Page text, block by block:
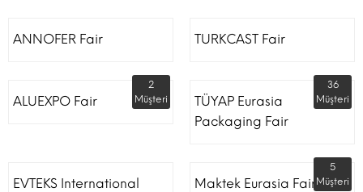
ANNOFER Fair TURKCAST Fair
ALUEXPO Fair
2
Müşteri
TÜYAP Eurasia
Packaging Fair
36
Müşteri
EVTEKS International
Maktek Eurasia Fair
5
Müşteri